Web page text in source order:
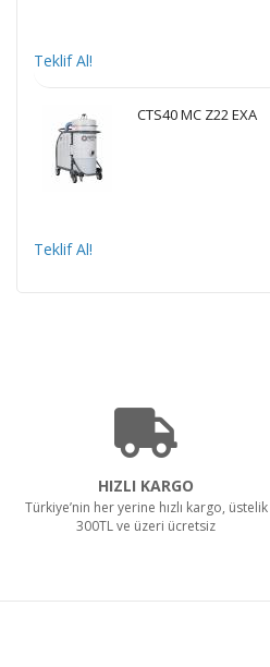
Teklif Al!
CTS40 MC Z22 EXA
Teklif Al!
HIZLI KARGO
Türkiye’nin her yerine hızlı kargo, üstelik
300TL ve üzeri ücretsiz